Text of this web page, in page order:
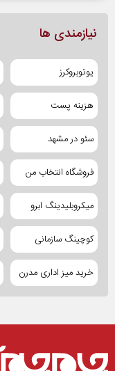
نیازمندی ها
یوتوبروکرز
هزینه پست
سئو در مشهد
فروشگاه انتخاب من
میکروبلیدینگ ابرو
کوچینگ سازمانی
خرید میز اداری مدرن